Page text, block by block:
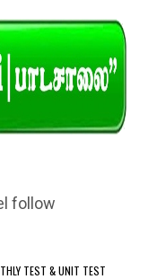
follow
TEST & UNIT TEST